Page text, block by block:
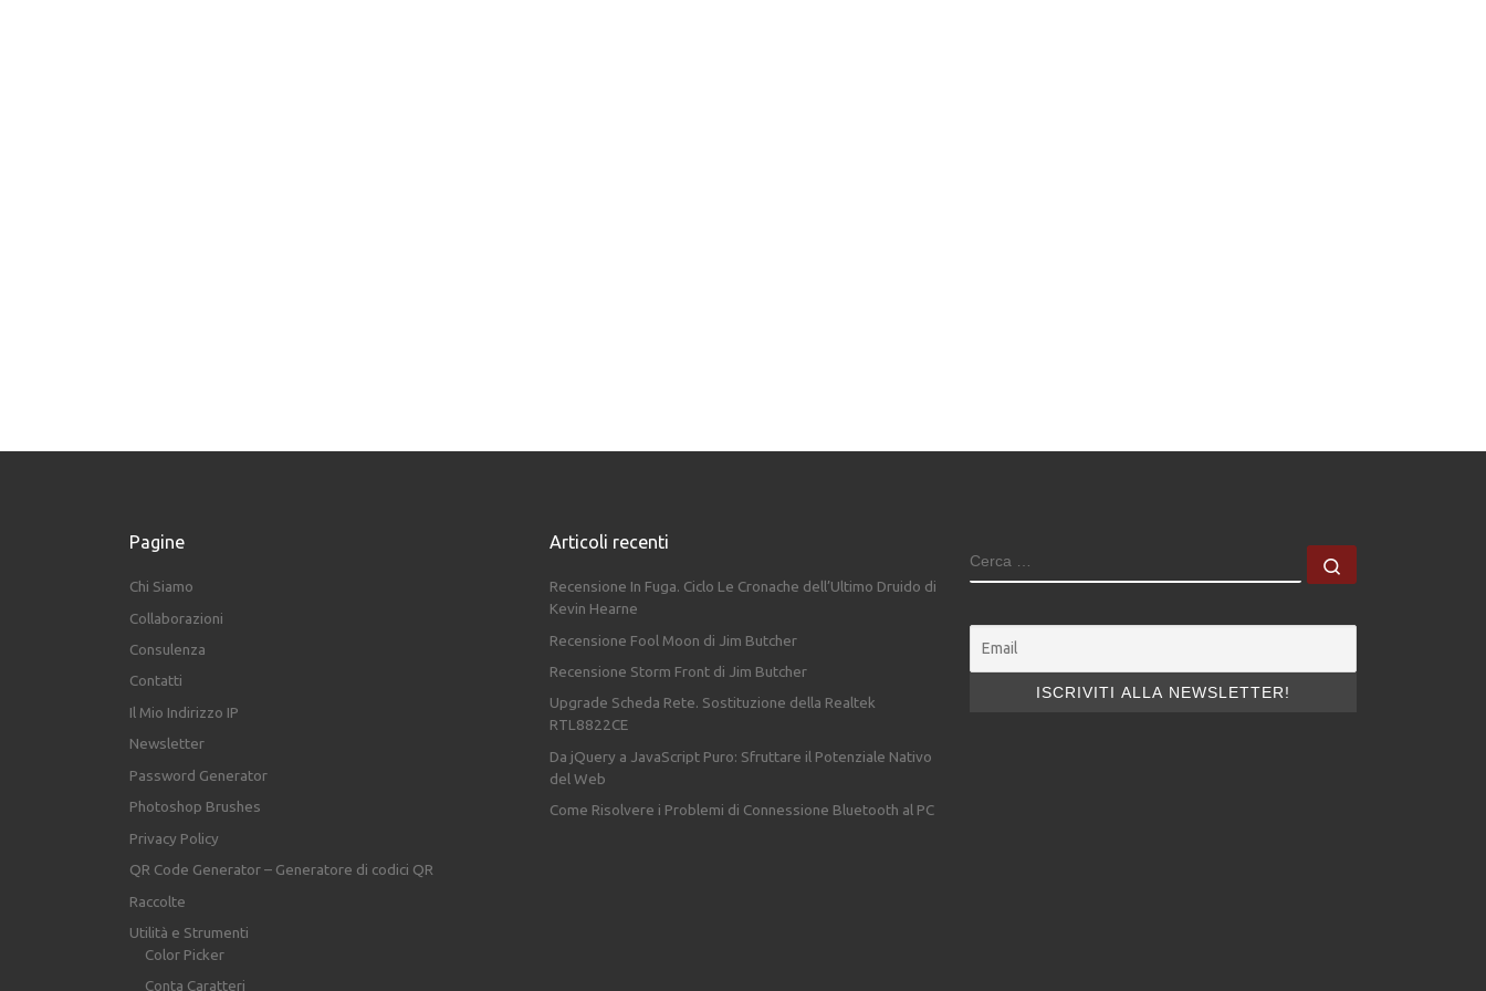
Pagine
Chi Siamo
Collaborazioni
Consulenza
Contatti
Il Mio Indirizzo IP
Newsletter
Password Generator
Photoshop Brushes
Privacy Policy
QR Code Generator – Generatore di codici QR
Raccolte
Utilità e Strumenti
Color Picker
Conta Caratteri
Articoli recenti
Recensione In Fuga. Ciclo Le Cronache dell’Ultimo Druido di
Kevin Hearne
Recensione Fool Moon di Jim Butcher
Recensione Storm Front di Jim Butcher
Upgrade Scheda Rete. Sostituzione della Realtek
RTL8822CE
Da jQuery a JavaScript Puro: Sfruttare il Potenziale Nativo
del Web
Come Risolvere i Problemi di Connessione Bluetooth al PC
CERCA